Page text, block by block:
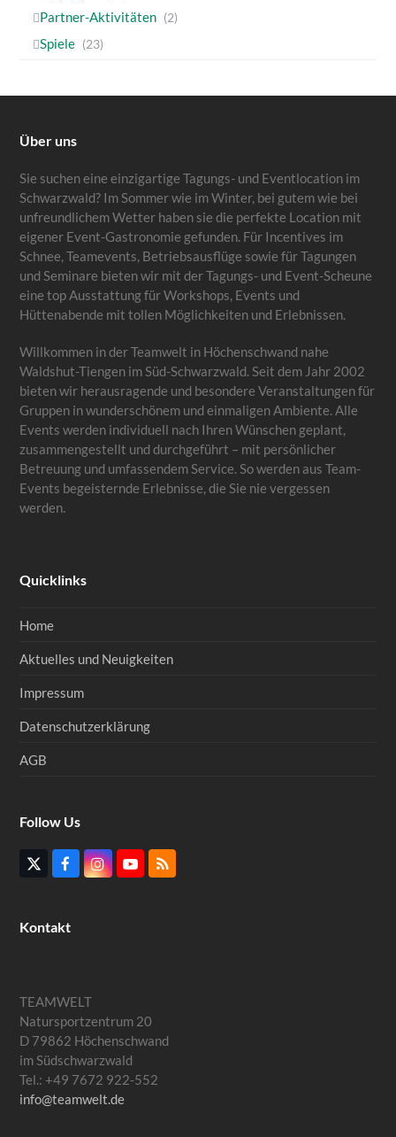
Partner-Aktivitäten (2)
Spiele (23)
Über uns
Sie suchen eine einzigartige Tagungs- und Eventlocation im
Schwarzwald? Im Sommer wie im Winter, bei gutem wie bei
unfreundlichem Wetter haben sie die perfekte Location mit
eigener Event-Gastronomie gefunden. Für Incentives im
Schnee, Teamevents, Betriebsausflüge sowie für Tagungen
und Seminare bieten wir mit der Tagungs- und Event-Scheune
eine top Ausstattung für Workshops, Events und
Hüttenabende mit tollen Möglichkeiten und Erlebnissen.
Willkommen in der Teamwelt in Höchenschwand nahe
Waldshut-Tiengen im Süd-Schwarzwald. Seit dem Jahr 2002
bieten wir herausragende und besondere Veranstaltungen für
Gruppen in wunderschönem und einmaligen Ambiente. Alle
Events werden individuell nach Ihren Wünschen geplant,
zusammengestellt und durchgeführt – mit persönlicher
Betreuung und umfassendem Service. So werden aus Team-
Events begeisternde Erlebnisse, die Sie nie vergessen
werden.
Quicklinks
Home
Aktuelles und Neuigkeiten
Impressum
Datenschutzerklärung
AGB
Follow Us
TwitterFacebookInstagram
YouTube
RSS
Kontakt
TEAMWELT
Natursportzentrum 20
D 79862 Höchenschwand
im Südschwarzwald
Tel.: +49 7672 922-552
info@teamwelt.de